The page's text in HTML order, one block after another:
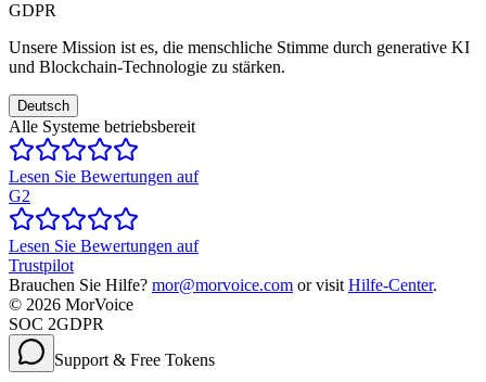
GDPR
Unsere Mission ist es, die menschliche Stimme durch generative KI
und Blockchain-Technologie zu stärken.
Deutsch
Alle Systeme betriebsbereit
Lesen Sie Bewertungen auf
G2
Lesen Sie Bewertungen auf
Trustpilot
Brauchen Sie Hilfe? mor@morvoice.com or visit Hilfe-Center.
© 2026 MorVoice
SOC 2GDPR
Support & Free Tokens